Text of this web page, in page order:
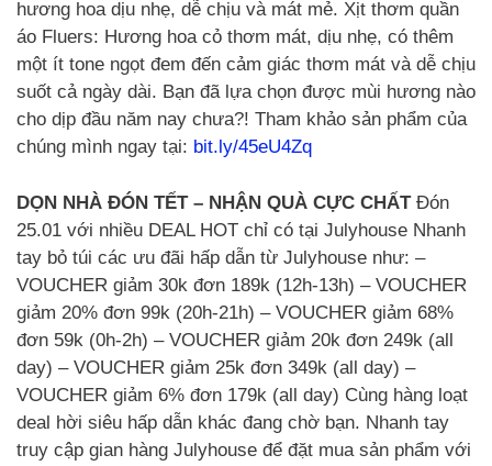
hương hoa dịu nhẹ, dễ chịu và mát mẻ. Xịt thơm quần
áo Fluers: Hương hoa cỏ thơm mát, dịu nhẹ, có thêm
một ít tone ngọt đem đến cảm giác thơm mát và dễ chịu
suốt cả ngày dài. Bạn đã lựa chọn được mùi hương nào
cho dịp đầu năm nay chưa?! Tham khảo sản phẩm của
chúng mình ngay tại: bit.ly/45eU4Zq
DỌN NHÀ ĐÓN TẾT – NHẬN QUÀ CỰC CHẤTĐón
25.01 với nhiều DEAL HOT chỉ có tại Julyhouse Nhanh
tay bỏ túi các ưu đãi hấp dẫn từ Julyhouse như: –
VOUCHER giảm 30k đơn 189k (12h-13h) – VOUCHER
giảm 20% đơn 99k (20h-21h) – VOUCHER giảm 68%
đơn 59k (0h-2h) – VOUCHER giảm 20k đơn 249k (all
day) – VOUCHER giảm 25k đơn 349k (all day) –
VOUCHER giảm 6% đơn 179k (all day) Cùng hàng loạt
deal hời siêu hấp dẫn khác đang chờ bạn. Nhanh tay
truy cập gian hàng Julyhouse để đặt mua sản phẩm với